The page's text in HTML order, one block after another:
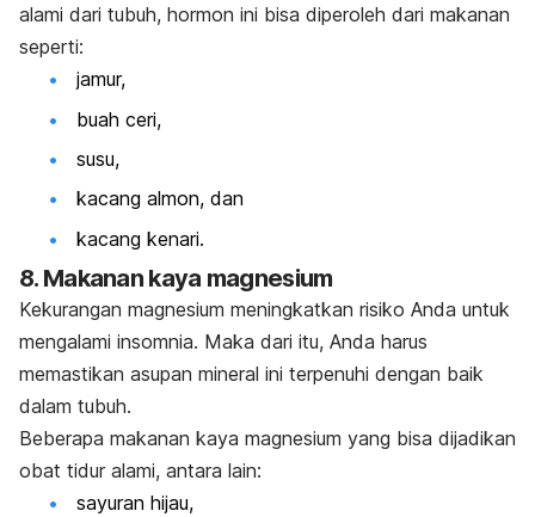
alami dari tubuh, hormon ini bisa diperoleh dari makanan
seperti:
jamur,
buah ceri,
susu,
kacang almon, dan
kacang kenari.
8. Makanan kaya magnesium
Kekurangan magnesium meningkatkan risiko Anda untuk
mengalami insomnia. Maka dari itu, Anda harus
memastikan asupan mineral ini terpenuhi dengan baik
dalam tubuh.
Beberapa makanan kaya magnesium yang bisa dijadikan
obat tidur alami, antara lain:
sayuran hijau,